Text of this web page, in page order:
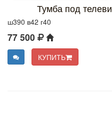
Тумба под
ш390 в42 г40
77 500
КУПИТЬ